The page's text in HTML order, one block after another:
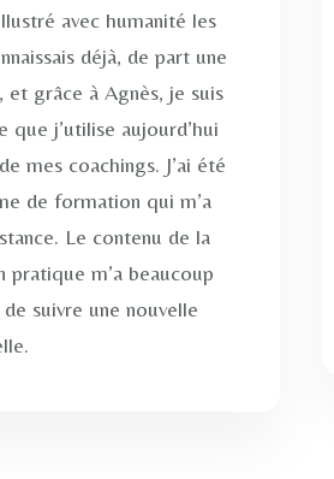
avec humanité les
déjà, de part une
et grâce à Agnès, je suis
j’utilise aujourd’hui
mes coachings. J’ai été
de formation qui m’a
Le contenu de la
m’a beaucoup
suivre une nouvelle